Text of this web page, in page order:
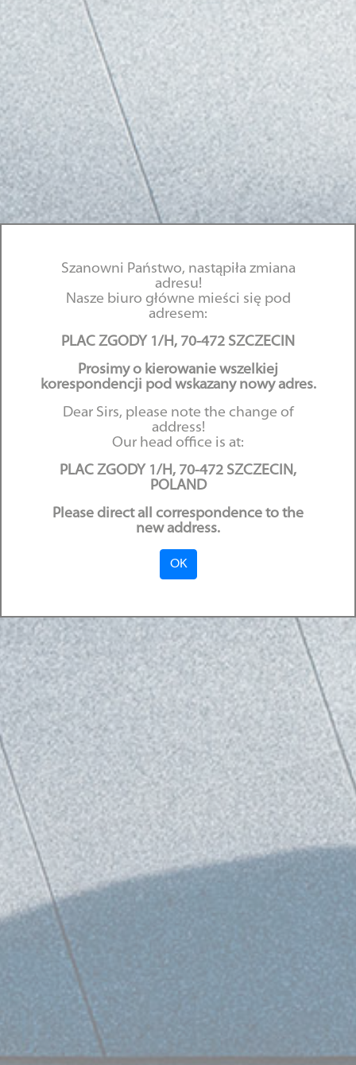
Exclusion of carriers’ liability
for damage caused in
connection with the public
authorities’ justified actions
16.04.2020
Szanowni Państwo, nastąpiła zmiana
adresu!
Nasze biuro główne mieści się pod
adresem:
PLAC ZGODY 1/H, 70-472 SZCZECIN
Prosimy o kierowanie wszelkiej
korespondencji pod wskazany nowy adres.
Dear Sirs, please note the change of
address!
Our head office is at:
PLAC ZGODY 1/H, 70-472 SZCZECIN,
POLAND
Please direct all correspondence to the
new address.
OK